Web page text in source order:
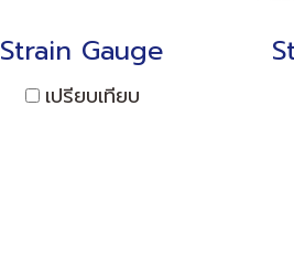
Strain Gauge
เปรียบเทียบ